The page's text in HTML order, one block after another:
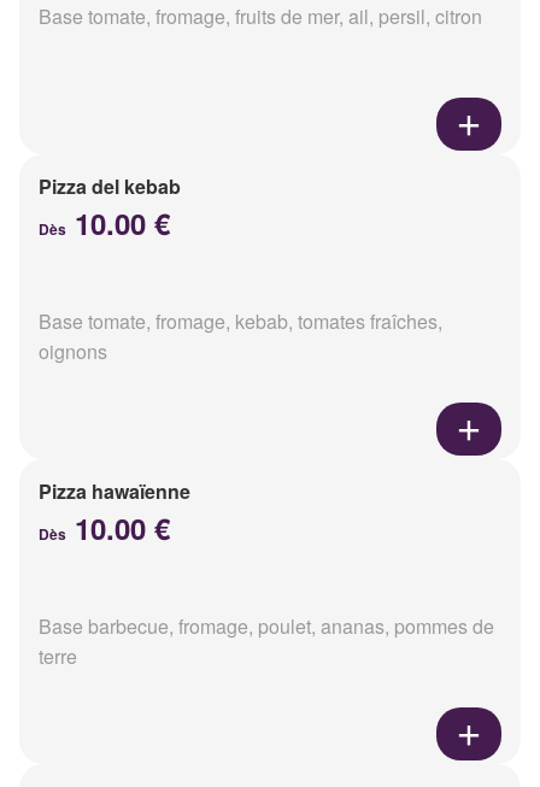
Base tomate, fromage, fruits de mer, ail, persil, citron
Pizza del kebab
Dès 10.00 €
Base tomate, fromage, kebab, tomates fraîches,
oignons
Pizza hawaïenne
Dès 10.00 €
Base barbecue, fromage, poulet, ananas, pommes de
terre